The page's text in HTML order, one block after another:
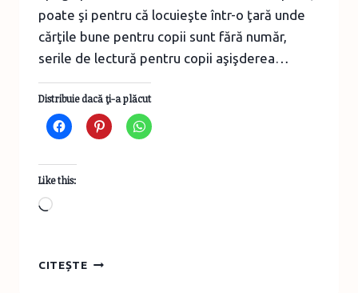
poate şi pentru că locuieşte într-o ţară unde
cărţile bune pentru copii sunt fără număr,
serile de lectură pentru copii aşişderea…
Distribuie dacă ţi-a plăcut
Like this:
Loading…
CITEȘTEMARATONUL